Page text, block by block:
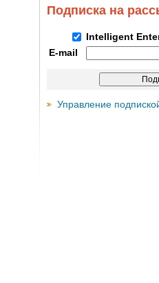
Подписка на
Intelligent
E-mail
Управление